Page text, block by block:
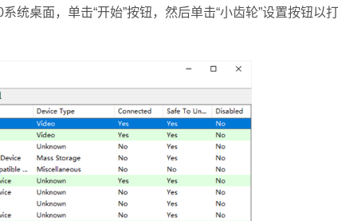
桌面，单击“开始”按钮，然后单击“小齿轮”设置按钮以